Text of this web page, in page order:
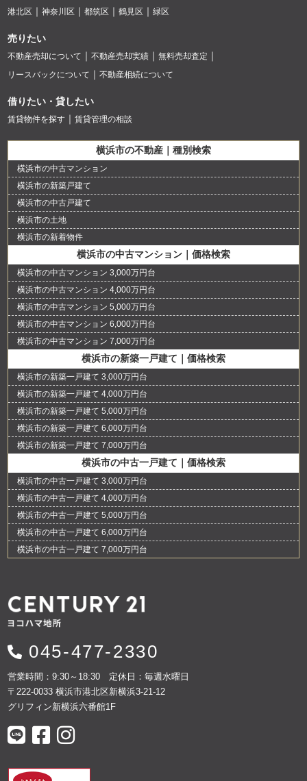
港北区 神奈川区 都筑区 鶴見区 緑区
売りたい
不動産売却について 不動産売却実績
無料売却査定
リースバックについて
不動産相続について
借りたい・貸したい
賃貸物件を探す 賃貸管理の相談
横浜市の不動産｜種別検索
横浜市の中古マンション
横浜市の新築戸建て
横浜市の中古戸建て
横浜市の土地
横浜市の新着物件
横浜市の中古マンション｜価格検索
横浜市の中古マンション 3,000万円台
横浜市の中古マンション 4,000万円台
横浜市の中古マンション 5,000万円台
横浜市の中古マンション 6,000万円台
横浜市の中古マンション 7,000万円台
横浜市の新築一戸建て｜価格検索
横浜市の新築一戸建て 3,000万円台
横浜市の新築一戸建て 4,000万円台
横浜市の新築一戸建て 5,000万円台
横浜市の新築一戸建て 6,000万円台
横浜市の新築一戸建て 7,000万円台
横浜市の中古一戸建て｜価格検索
横浜市の中古一戸建て 3,000万円台
横浜市の中古一戸建て 4,000万円台
横浜市の中古一戸建て 5,000万円台
横浜市の中古一戸建て 6,000万円台
横浜市の中古一戸建て 7,000万円台
045-477-2330
営業時間：9:30～18:30 定休日：毎週水曜日
〒222-0033 横浜市港北区新横浜3-21-12
グリフィン新横浜六番館1F